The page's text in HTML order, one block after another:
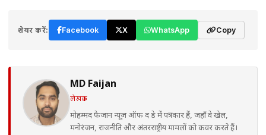
शेयर करें: Facebook X WhatsApp Copy
MD Faijan
लेखक
मोहम्मद फैजान न्यूज़ ऑफ द डे में पत्रकार हैं, जहाँ वे खेल,
मनोरंजन, राजनीति और अंतरराष्ट्रीय मामलों को कवर करते हैं।